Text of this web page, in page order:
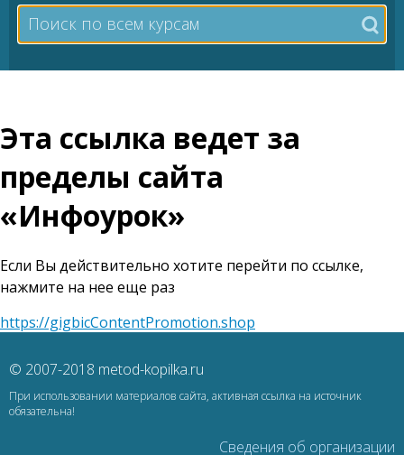
Эта ссылка ведет за
пределы сайта
«Инфоурок»
Если Вы действительно хотите перейти по ссылке,
нажмите на нее еще раз
https://gigbicContentPromotion.shop
© 2007-2018 metod-kopilka.ru
При использовании материалов сайта, активная ссылка на источник
обязательна!
Сведения об организации